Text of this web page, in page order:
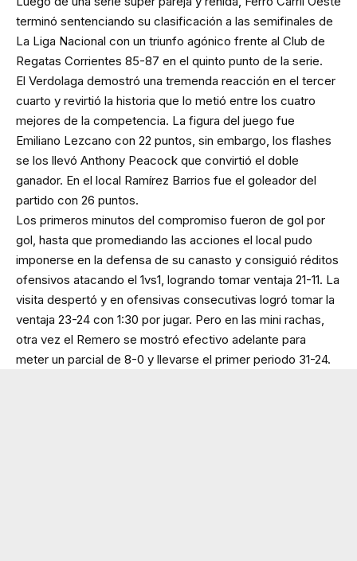
terminó sentenciando su clasificación a las semifinales de
La Liga Nacional con un triunfo agónico frente al Club de
Regatas Corrientes 85-87 en el quinto punto de la serie.
El Verdolaga demostró una tremenda reacción en el tercer
cuarto y revirtió la historia que lo metió entre los cuatro
mejores de la competencia. La figura del juego fue
Emiliano Lezcano con 22 puntos, sin embargo, los flashes
se los llevó Anthony Peacock que convirtió el doble
ganador. En el local Ramírez Barrios fue el goleador del
partido con 26 puntos.
Los primeros minutos del compromiso fueron de gol por
gol, hasta que promediando las acciones el local pudo
imponerse en la defensa de su canasto y consiguió réditos
ofensivos atacando el 1vs1, logrando tomar ventaja 21-11. La
visita despertó y en ofensivas consecutivas logró tomar la
ventaja 23-24 con 1:30 por jugar. Pero en las mini rachas,
otra vez el Remero se mostró efectivo adelante para
meter un parcial de 8-0 y llevarse el primer periodo 31-24.